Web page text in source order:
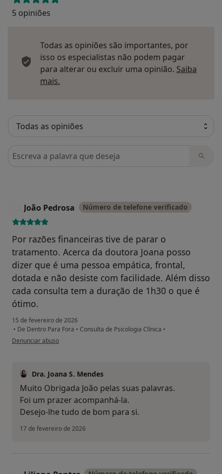
5 opiniões
Todas as opiniões são importantes, por
isso os especialistas não podem pagar
para alterar ou excluir uma opinião. Saiba
mais.
Pesquisar em opiniões
João Pedrosa Número de telefone verificado
Por razões financeiras tive de parar o
tratamento. Acerca da doutora Joana posso
dizer que é uma pessoa empática, frontal,
dotada e não desiste com facilidade. Além disso
cada consulta tem a duração de 1h30 o que é
ótimo.
15 de fevereiro de 2026
• De Dentro Para Fora • Consulta de Psicologia Clínica •
na opinião do utilizador João Pedrosa
Denunciar abuso
Dra. Joana S. Mendes
Muito Obrigada João pelas suas palavras.
Foi um prazer acompanhá-la.
Desejo-lhe tudo de bom para si.
17 de fevereiro de 2026